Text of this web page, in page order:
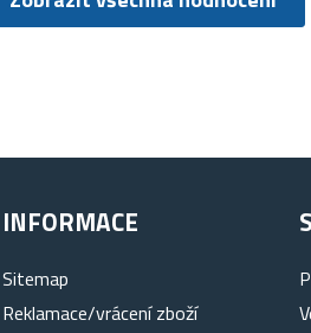
INFORMACE
Sitemap
Reklamace/vrácení zboží